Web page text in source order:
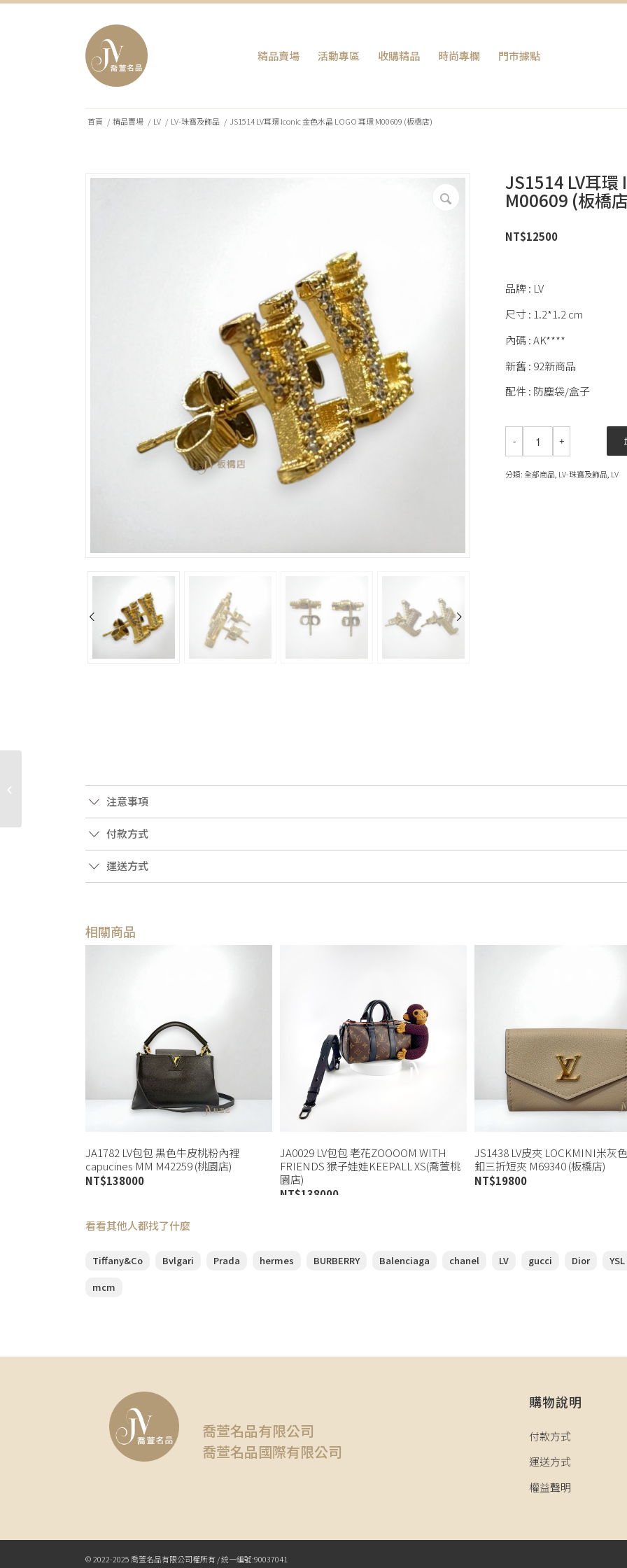
精品賣場 活動專區 收購精品 時尚專欄 門巿據點
首頁 / 精品賣場 / LV / LV-珠寶及飾品 / JS1514 LV耳環 Iconic 金色水晶 LOGO 耳環 M00609 (板橋店)
JS1514 LV耳環
M00609 (板橋
NT$12500
品牌 : LV
尺寸 : 1.2*1.2 cm
內碼 : AK****
新舊 : 92新商品
配件 : 防塵袋/盒子
分類:全部商品 LV-珠寶及飾品 LV
注意事項
付款方式
運送方式
相關商品
JA1782 LV包包 黑色牛皮桃粉內裡
capucines MM M42259 (桃園店)
NT$138000
JA0029 LV包包 老花ZOOOOM WITH
FRIENDS 猴子娃娃KEEPALL XS(喬萱桃
園店)
NT$138000
JS1438 LV皮夾 LOCKMINI米灰
釦三折短夾 M69340 (板橋店)
NT$19800
看看其他人都找了什麼
Tiffany&Co Bvlgari Prada hermes BURBERRY Balenciaga chanel LV gucci Dior YSL
mcm
喬萱名品有限公司
喬萱名品國際有限公司
購物說明
付款方式
運送方式
權益聲明
© 2022-2025 喬萱名品有限公司權所有 / 統一編號:90037041
色小牛皮銀釦迷你
Peekaboo手提斜背包